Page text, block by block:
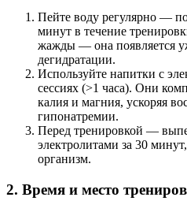
Пейте воду регулярно —
минут в течение
жажды — она появляется
дегидратации.
Используйте напитки с
сессиях (>1 часа). Они
калия и магния, ускоряя
гипонатремии.
Перед тренировкой —
электролитами за 30
организм.
2. Время и место